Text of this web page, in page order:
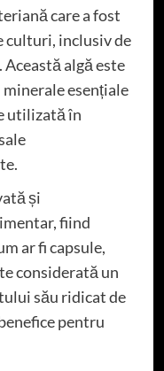
care a fost
culturi, inclusiv de
algă este
esențiale
utilizată în
și
fiind
ar fi capsule,
considerată un
său ridicat de
pentru